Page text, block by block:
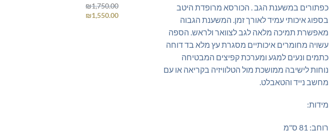
כפתורים במשענת הגב . הכורסא מרופדת היטב
בספוג איכותי עמיד לאורך זמן. המשענת הגבוה
מאפשרת תמיכה מלאה לגב לצוואר ולראש. הספה
עשויה מחומרים איכותיים מסגרת עץ מלא בד דוחה
כתמים ונעים למגע ומערכת קפיצים המבטיחה
נוחות לישיבה ממושכת מול הטלוויזיה בקריאה או עם
מחשב נייד והטאבלט.
מידות:
רוחב: 81 ס"מ
₪1,750.00
המחיר
₪1,550.00